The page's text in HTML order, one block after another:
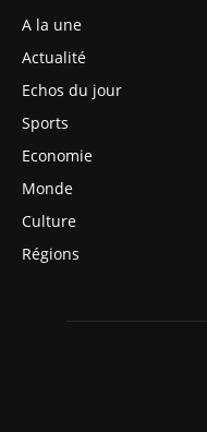
A la une
Actualité
Echos du jour
Sports
Economie
Monde
Culture
Régions